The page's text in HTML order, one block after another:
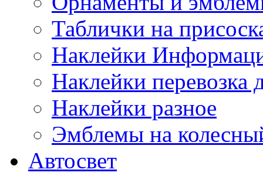
Таблички на
Наклейки
Наклейки перевозка
Наклейки разное
Эмблемы на
Автосвет